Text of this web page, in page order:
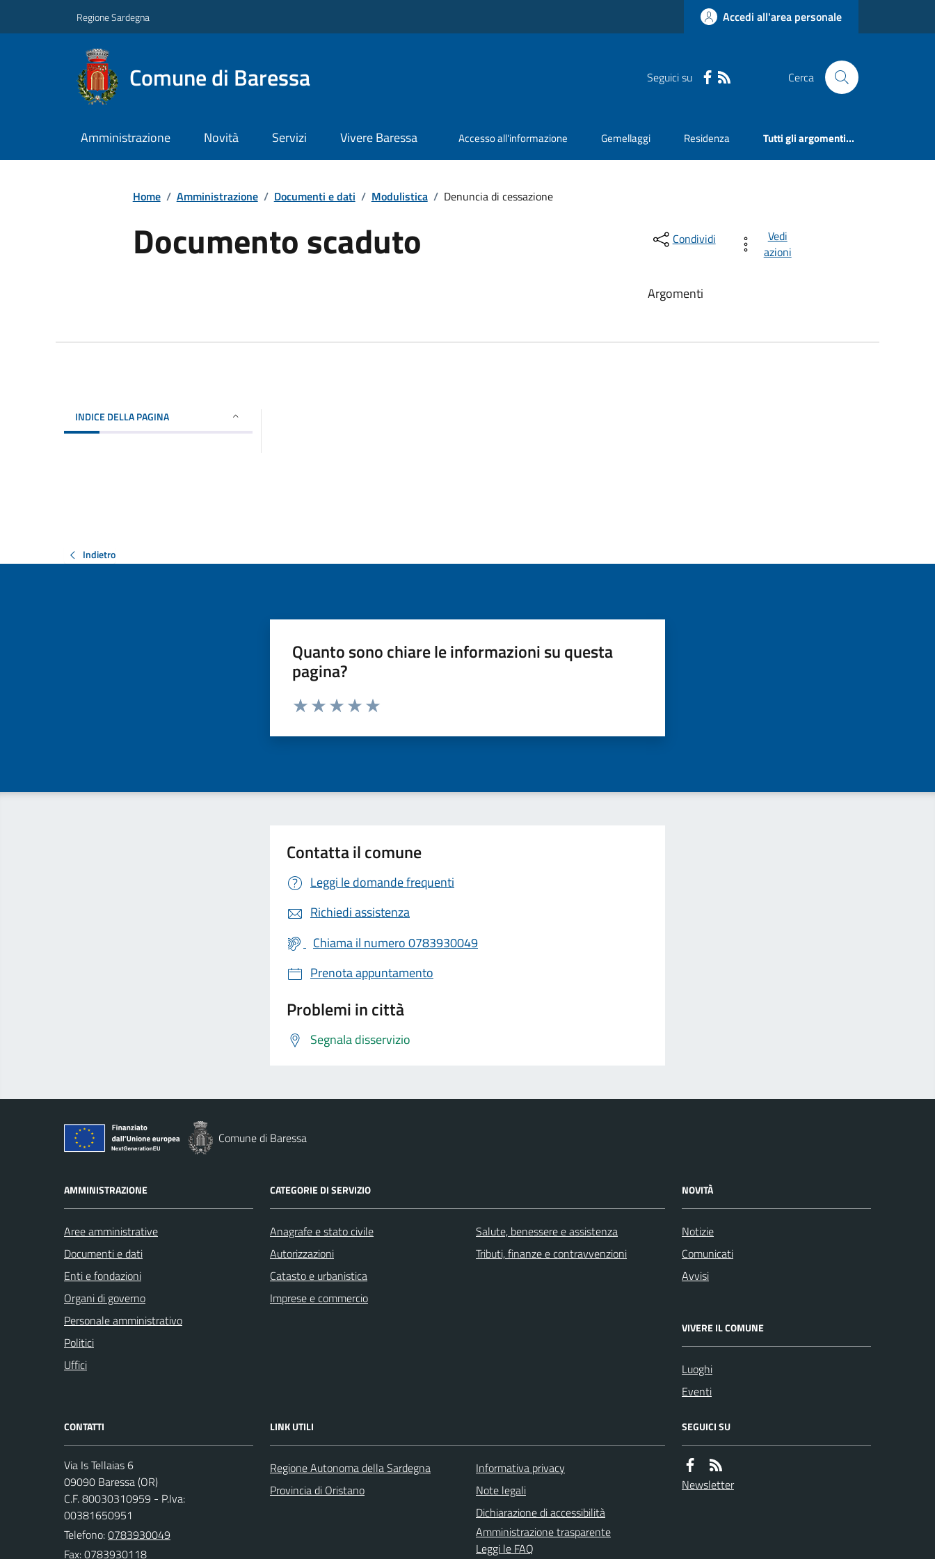
Regione Sardegna Accedi all'area personale
Comune di Baressa Seguici su Cerca
Amministrazione Novità Servizi Vivere Baressa Accesso all'informazione Gemellaggi Residenza Tutti gli argomenti...
Home / Amministrazione / Documenti e dati / Modulistica / Denuncia di cessazione
Documento scaduto Condividi
Vedi
azioni
Argomenti
INDICE DELLA PAGINA
Indietro
Quanto sono chiare le informazioni su questa
pagina?
Valuta da 1 a 5 stelle la pagina
Contatta il comune
Leggi le domande frequenti
Richiedi assistenza
Chiama il numero 0783930049
Prenota appuntamento
Problemi in città
Segnala disservizio
Comune di Baressa
AMMINISTRAZIONE
Aree amministrative
Documenti e dati
Enti e fondazioni
Organi di governo
Personale amministrativo
Politici
Uffici
CATEGORIE DI SERVIZIO
Anagrafe e stato civile
Autorizzazioni
Catasto e urbanistica
Imprese e commercio
Salute, benessere e assistenza
Tributi, finanze e contravvenzioni
NOVITÀ
Notizie
Comunicati
Avvisi
VIVERE IL COMUNE
Luoghi
Eventi
CONTATTI
Via Is Tellaias 6
09090 Baressa (OR)
C.F. 80030310959 - P.Iva:
00381650951
Telefono:0783930049
Fax: 0783930118
LINK UTILI
Regione Autonoma della Sardegna
Provincia di Oristano
Informativa privacy
Note legali
Dichiarazione di accessibilità
Amministrazione trasparente
Leggi le FAQ
SEGUICI SU
Newsletter